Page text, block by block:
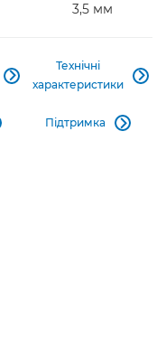
3,5 мм

Технічні
характеристики

Підтримка 